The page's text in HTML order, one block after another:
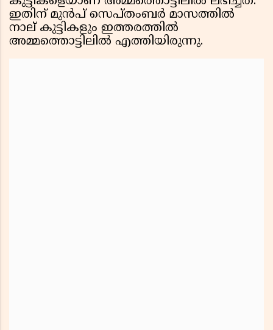
ഇതിന് മുൻപ് സെപ്തംബർ മാസത്തിൽ
നാല് കുട്ടികളും ഇത്തരത്തിൽ
അമ്മത്തൊട്ടിലിൽ എത്തിയിരുന്നു.